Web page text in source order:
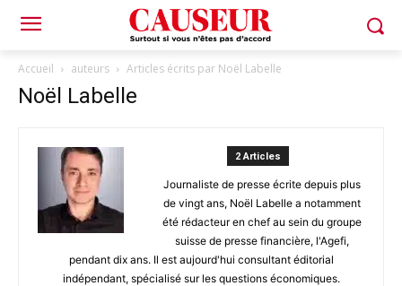
Accueil auteurs Articles écrits par Noël Labelle
Noël Labelle
2 Articles
Journaliste de presse écrite depuis plus
de vingt ans, Noël Labelle a notamment
été rédacteur en chef au sein du groupe
suisse de presse financière, l'Agefi,
pendant dix ans. Il est aujourd'hui consultant éditorial
indépendant, spécialisé sur les questions économiques.